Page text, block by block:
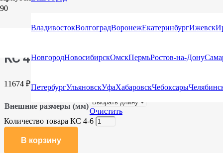
ВладивостокВолгоградВоронежЕкатеринбургИжевск
НовгородНовосибирскОмскПермьРостов-на-Дону
ПетербургУльяновскУфаХабаровскЧебоксары
/Каталог/Сети для защиты груза и крепления
КС 4-6
11674 ₽
Внешние размеры (мм)
Очистить
Количество товара КС 4-6
В корзину